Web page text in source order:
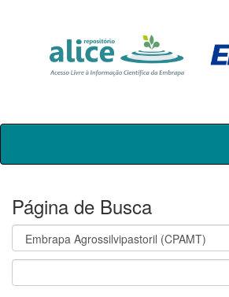
Skip
Página de Busca